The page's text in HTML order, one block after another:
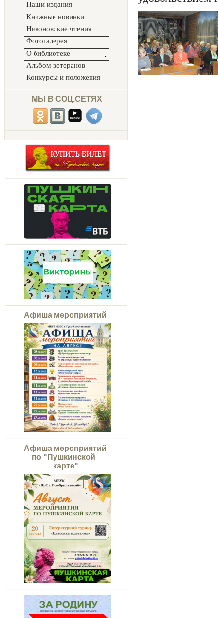
Наши издания
Книжные новинки
Никоновские чтения
Фотогалерея
О библиотеке
Альбом ветеранов
Конкурсы и положения
МЫ В СОЦ.СЕТЯХ
Афиша мероприятий
Афиша мероприятий
по "Пушкинской
карте"